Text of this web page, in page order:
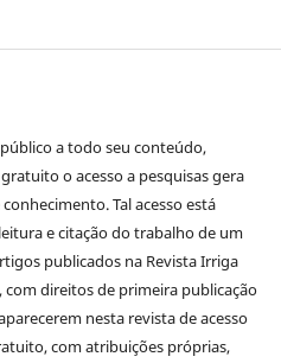
a todo seu conteúdo,
o acesso a pesquisas gera
Tal acesso está
e citação do trabalho de um
publicados na Revista Irriga
direitos de primeira publicação
nesta revista de acesso
com atribuições próprias,